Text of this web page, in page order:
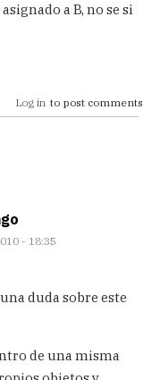
a B, no se si
Log in to post comments
- 18:35
duda sobre este
de una misma